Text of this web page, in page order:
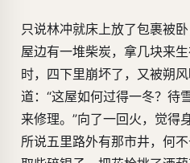
只说林冲就床上放了包裹被
屋边有一堆柴炭，拿几块来
时，四下里崩坏了，又被朔
道：“这屋如何过得一冬？待
来修理。”向了一回火，觉得
所说五里路外有那市井，何